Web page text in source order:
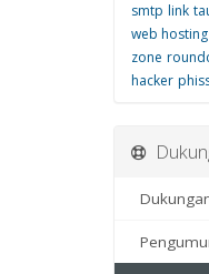
smtp link
web
zone
hacker